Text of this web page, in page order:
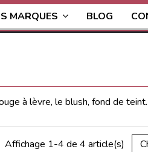
MARQUES BLOG
à lèvre, le blush, fond de
Affichage 1-4 de 4 article(s)